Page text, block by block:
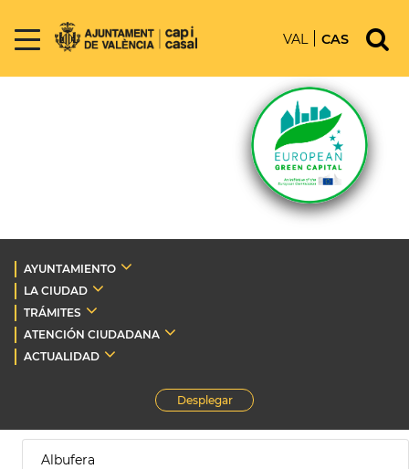
VAL CAS
AYUNTAMIENTO
LA CIUDAD
TRÁMITES
ATENCIÓN CIUDADANA
ACTUALIDAD
Desplegar
Albufera